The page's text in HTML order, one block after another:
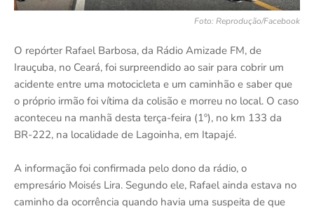
Foto: Reprodução/Facebook
O repórter Rafael Barbosa, da Rádio Amizade FM, de
Irauçuba, no Ceará, foi surpreendido ao sair para cobrir um
acidente entre uma motocicleta e um caminhão e saber que
o próprio irmão foi vítima da colisão e morreu no local. O caso
aconteceu na manhã desta terça-feira (1º), no km 133 da
BR-222, na localidade de Lagoinha, em Itapajé.
A informação foi confirmada pelo dono da rádio, o
empresário Moisés Lira. Segundo ele, Rafael ainda estava no
caminho da ocorrência quando havia uma suspeita de que